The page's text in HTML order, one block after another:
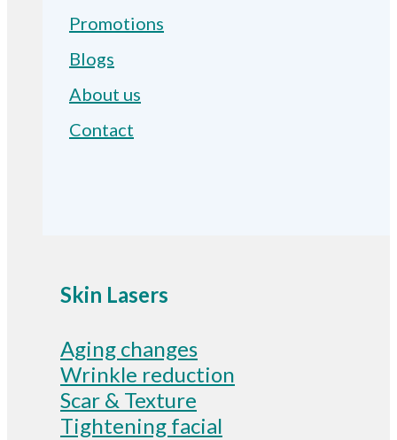
Promotions
Blogs
About us
Contact
Skin Lasers
Aging changes
Wrinkle reduction
Scar & Texture
Tightening facial